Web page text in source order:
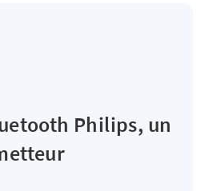
Philips, un